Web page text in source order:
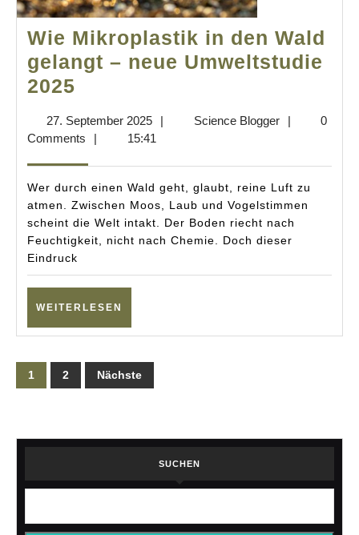
Wie Mikroplastik in den Wald
gelangt – neue Umweltstudie
2025
in
Wald
gelangt
–
neue
Umweltstudie
2025
27. September 202527.
September
| Science BloggerScience
|
0
Comments
| 15:41
Wer durch einen Wald geht, glaubt, reine Luft zu
atmen. Zwischen Moos, Laub und Vogelstimmen
scheint die Welt intakt. Der Boden riecht nach
Feuchtigkeit, nicht nach Chemie. Doch dieser
Eindruck
WEITERLESEN
Seitennummerierung
der
1 2 Nächste
SUCHEN